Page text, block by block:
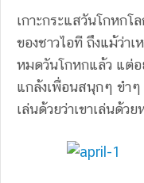
เกาะกระแสวันโกหก
ของชาวไอที ถึงแม้ว่าเ
หมดวันโกหกแล้ว แต่อ
แกล้งเพื่อนสนุกๆ ขำ
เล่นด้วยว่าเขาเล่นด้วย